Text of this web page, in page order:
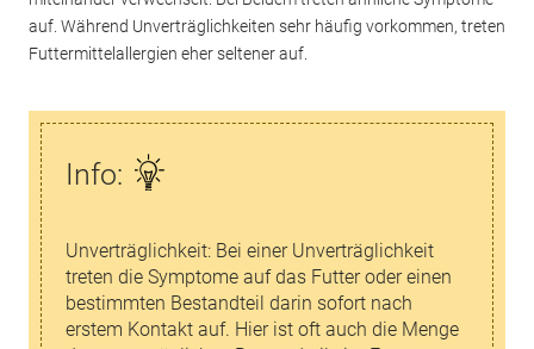
auf. Während Unverträglichkeiten sehr häufig vorkommen, treten
Futtermittelallergien eher seltener auf.
Info:
Unverträglichkeit: Bei einer Unverträglichkeit
treten die Symptome auf das Futter oder einen
bestimmten Bestandteil darin sofort nach
erstem Kontakt auf. Hier ist oft auch die Menge